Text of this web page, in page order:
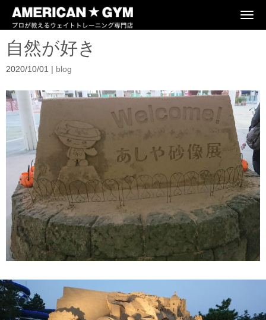
N
o
n
自然が好き
2020/10/01 | blog